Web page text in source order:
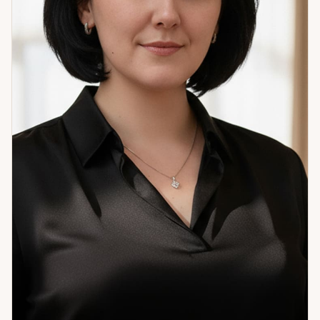
Начнём с того, что есть.